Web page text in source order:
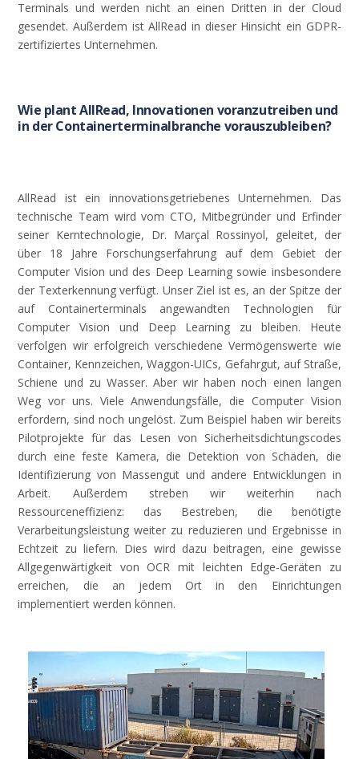
Terminals und werden nicht an einen Dritten in derCloud
gesendet.Außerdem ist AllRead in dieser Hinsicht ein GDPR-
zertifiziertes Unternehmen.
Wie plant AllRead, Innovationen voranzutreiben und
in der Containerterminalbranche vorauszubleiben?
AllRead ist ein innovationsgetriebenes Unternehmen. Das
technische Team wird vom CTO, Mitbegründer und Erfinder
seiner Kerntechnologie, Dr. Marçal Rossinyol, geleitet, der
über 18 Jahre Forschungserfahrung auf dem Gebiet
der
Computer Vision und des Deep Learning sowie insbesondere
der Texterkennung verfügt. Unser Ziel istes, an der Spitze der
auf
Containerterminals angewandten Technologien
für
Computer
Vision und Deep Learning zu bleiben. Heute
verfolgen wir erfolgreich verschiedene Vermögenswerte wie
Container, Kennzeichen,Waggon-UICs, Gefahrgut, auf Straße,
Schiene und zu Wasser. Aber wir haben noch einen langen
Weg vor uns. Viele Anwendungsfälle, die Computer Vision
erfordern, sind noch ungelöst. Zum Beispiel haben wir bereits
Pilotprojekte für das Lesen von Sicherheitsdichtungscodes
durch eine feste Kamera, die Detektion von Schäden, die
Identifizierung von Massengut und andere Entwicklungen in
Arbeit. Außerdem streben wir weiterhin
nach
Ressourceneffizienz: das Bestreben, die benötigte
Verarbeitungsleistung weiter zu reduzieren und Ergebnisse in
Echtzeit zu liefern. Dies wird dazu beitragen, eine gewisse
Allgegenwärtigkeit von OCR mit leichten Edge-Geräten
zu
erreichen, die an jedem Ort in den Einrichtungen
implementiert werden können.